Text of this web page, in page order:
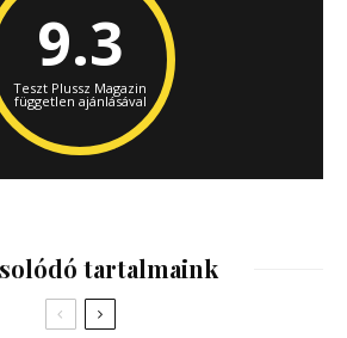
9.3
Teszt Plussz Magazin
független ajánlásával
tartalmaink